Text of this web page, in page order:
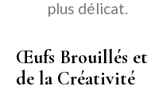
plus délicat.
Œufs Brouillés et
de la Créativité